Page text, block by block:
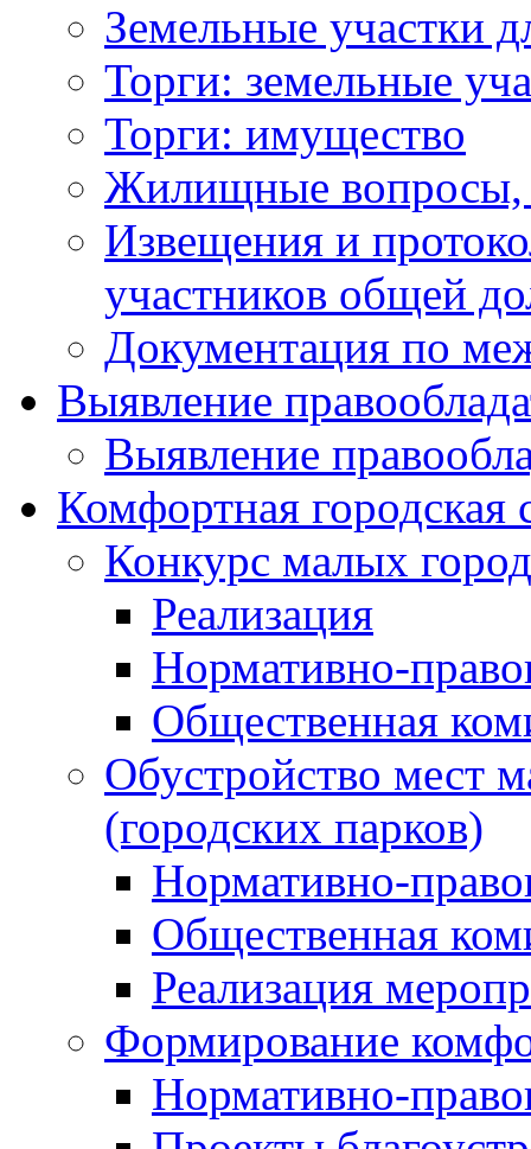
Земельные участки
Торги: земельные
Торги: имущество
Жилищные вопросы,
Извещения и
участников общей
Документация по
Выявление
Выявление
Комфортная городская
Конкурс малых
Реализация
Нормативно-
Общественная
Обустройство мест
(городских парков)
Нормативно-
Общественная
Реализация
Формирование
Нормативно-